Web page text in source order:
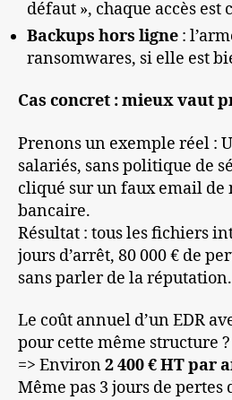
défaut », chaque accès est
Backups hors ligne :
ransomwares, si elle est
Cas concret : mieux vaut
Prenons un exemple réel :
salariés, sans politique de
cliqué sur un faux email de
bancaire.
Résultat : tous les fichiers
jours d’arrêt, 80 000 € de
sans parler de la réputation.
Le coût annuel d’un EDR
pour cette même structure ?
=> Environ2 400 € HT par
Même pas 3 jours de pertes